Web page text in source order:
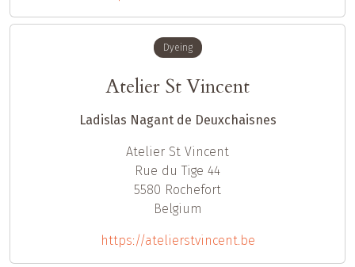
Dyeing
Atelier St Vincent
Ladislas Nagant de Deuxchaisnes
Atelier St Vincent
Rue du Tige 44
5580 Rochefort
Belgium
https://atelierstvincent.be